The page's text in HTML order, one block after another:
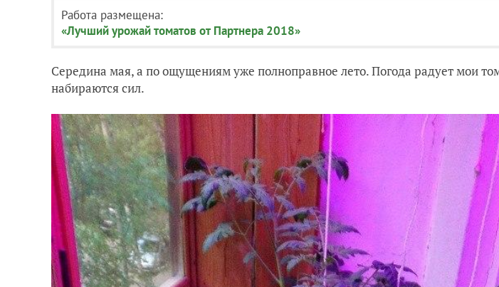
Работа размещена:
«Лучший урожай томатов от Партнера 2018»
Середина мая, а по ощущениям уже полноправное лето. Погода радует мои
набираются сил.